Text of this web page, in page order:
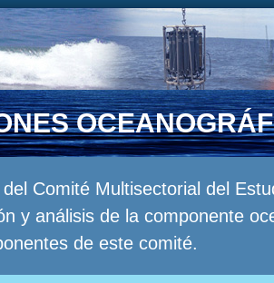
Comité Multisectorial del
y análisis de la componente
de este comité.